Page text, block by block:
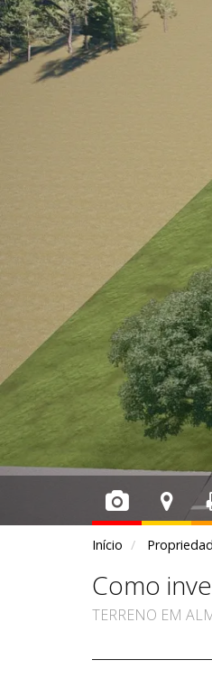
Início
Como
TERRENO EM